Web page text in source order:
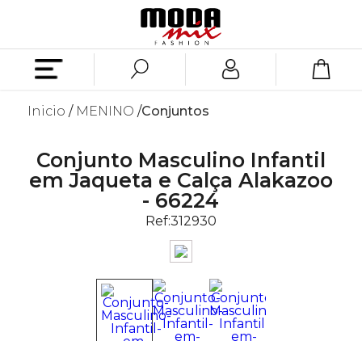
Inicio MENINO Conjuntos
Conjunto Masculino Infantil
em Jaqueta e Calça Alakazoo
- 66224
Ref:312930